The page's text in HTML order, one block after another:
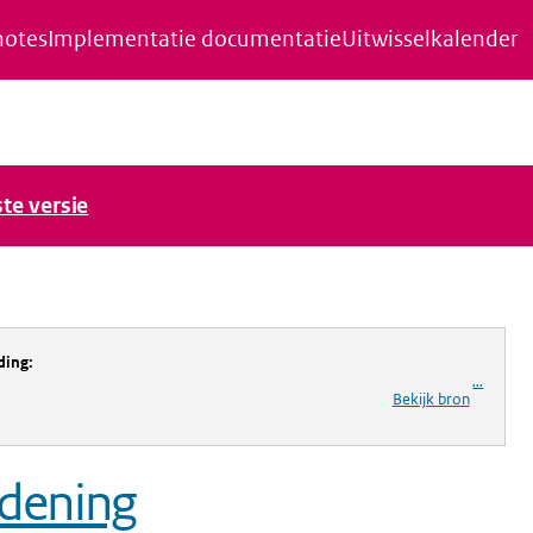
Implementatie documentatieUitwisselkalender
versie
:
Bekijk bron
...